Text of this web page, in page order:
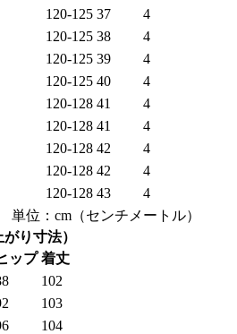
120-125 37
4
120-125 38
4
120-125 39
4
120-125 40
4
120-128 41
4
120-128 41
4
120-128 42
4
120-128 42
4
120-128 43
4
単位：cm（センチメートル）
り寸法）
ップ 着丈
102
103
104